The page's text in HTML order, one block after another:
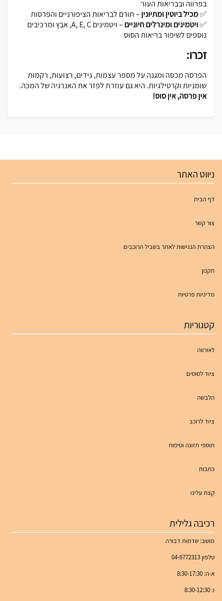
בפרווה ובבריאות העור
✅מכיל ביוטין ומתיונין – תורם לבריאות הציפורניים והפרסות
✅ויטמינים ומינרלים חיוניים
– ויטמינים A, E, C, אבץ ומרכיבים
נוספים לשיפור בריאות הסוס
זכרו:
הפרסה מכסה ומגנה על מספר עצמות, גידים, רצועות, רקמות
שומניות וקרטילגיות. היא גם עוזרת לפזר את האנרגיה של המכה.
אין פרסה, אין סוס!
ניווט האתר
דף הבית
צור קשר
הצהרת הנגישות לאתר בשביל הרוכבים
תקנון
מדיניות פרטיות
קטגוריות
לאורווה
ציוד לסוסים
הלבשה
ציוד לרוכב
תוספי תזונה וטיפוח
כתבות
קצת עלינו
רכיבה גלילית
מושב: שדמות דבורה
טלפון 04-6772313
א-ה: 8:30-17:30
ו: 8:30-12:30